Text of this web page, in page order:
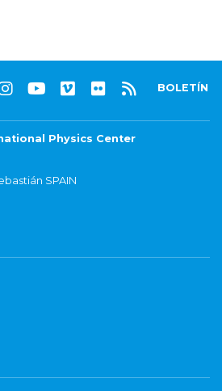
BOLETÍN
Physics Center
SPAIN